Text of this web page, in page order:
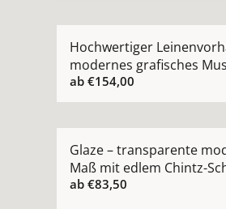
Hochwertiger
modernes grafisches
ab €154,00
Glaze – transparente
Maß mit edlem Chintz-
ab €83,50